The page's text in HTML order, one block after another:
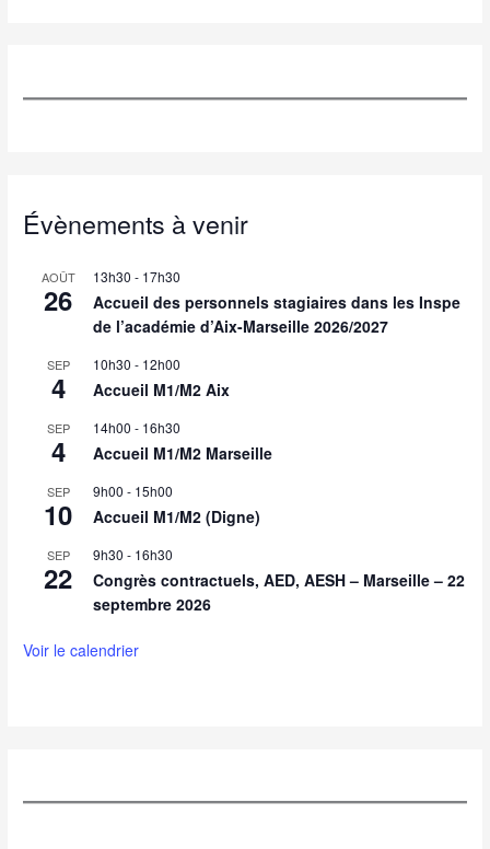
Évènements à venir
AOÛT
26
13h30 - 17h30
Accueil des personnels stagiaires dans les Inspe
de l’académie d’Aix-Marseille 2026/2027
SEP
4
10h30 - 12h00
Accueil M1/M2 Aix
SEP
4
14h00 - 16h30
Accueil M1/M2 Marseille
SEP
10
9h00 - 15h00
Accueil M1/M2 (Digne)
SEP
22
9h30 - 16h30
Congrès contractuels, AED, AESH – Marseille – 22
septembre 2026
Voir le calendrier